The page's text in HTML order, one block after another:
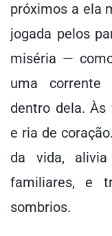
próximos a ela
jogada pelos
miséria —
uma
dentro dela. Às
e ria de
da vida,
familiares, e
sombrios.